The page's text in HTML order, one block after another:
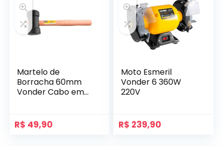
Martelo de
Borracha 60mm
Vonder Cabo em
R$ 49,90
Moto Esmeril
Vonder 6 360W
220V
R$ 239,90